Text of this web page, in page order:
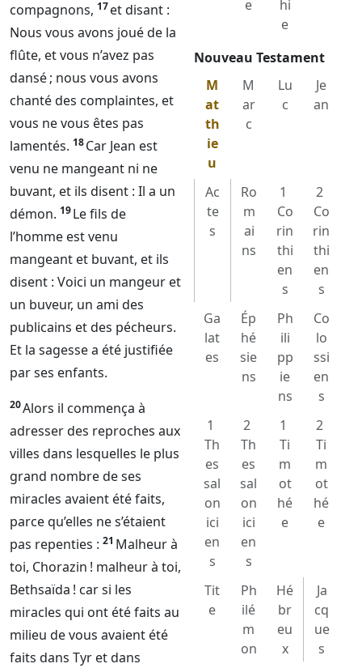
compagnons, 17et disant :
Nous vous avons joué de la
flûte, et vous n’avez pas
dansé ; nous vous avons
chanté des complaintes, et
vous ne vous êtes pas
lamentés. 18Car Jean est
venu ne mangeant ni ne
buvant, et ils disent : Il a un
démon. 19Le fils de
l’homme est venu
mangeant et buvant, et ils
disent : Voici un mangeur et
un buveur, un ami des
publicains et des pécheurs.
Et la sagesse a été justifiée
par ses enfants.
20Alors il commença à
adresser des reproches aux
villes dans lesquelles le plus
grand nombre de ses
miracles avaient été faits,
parce qu’elles ne s’étaient
pas repenties : 21 Malheur à
toi, Chorazin ! malheur à toi,
Bethsaïda ! car si les
miracles qui ont été faits au
milieu de vous avaient été
faits dans Tyr et dans
e
hi
e
Nouveau Testament
M
at
th
ie
u
M
ar
c
Lu
c
Je
an
Ac
te
s
Ro
m
ai
ns
1
Co
rin
thi
en
s
2
Co
rin
thi
en
s
Ga
lat
es
Ép
hé
sie
ns
Ph
ili
pp
ie
ns
Co
lo
ssi
en
s
1
Th
es
sal
on
ici
en
s
2
Th
es
sal
on
ici
en
s
1
Ti
m
ot
hé
e
2
Ti
m
ot
hé
e
Tit
e
Ph
ilé
m
on
Hé
br
eu
x
Ja
cq
ue
s